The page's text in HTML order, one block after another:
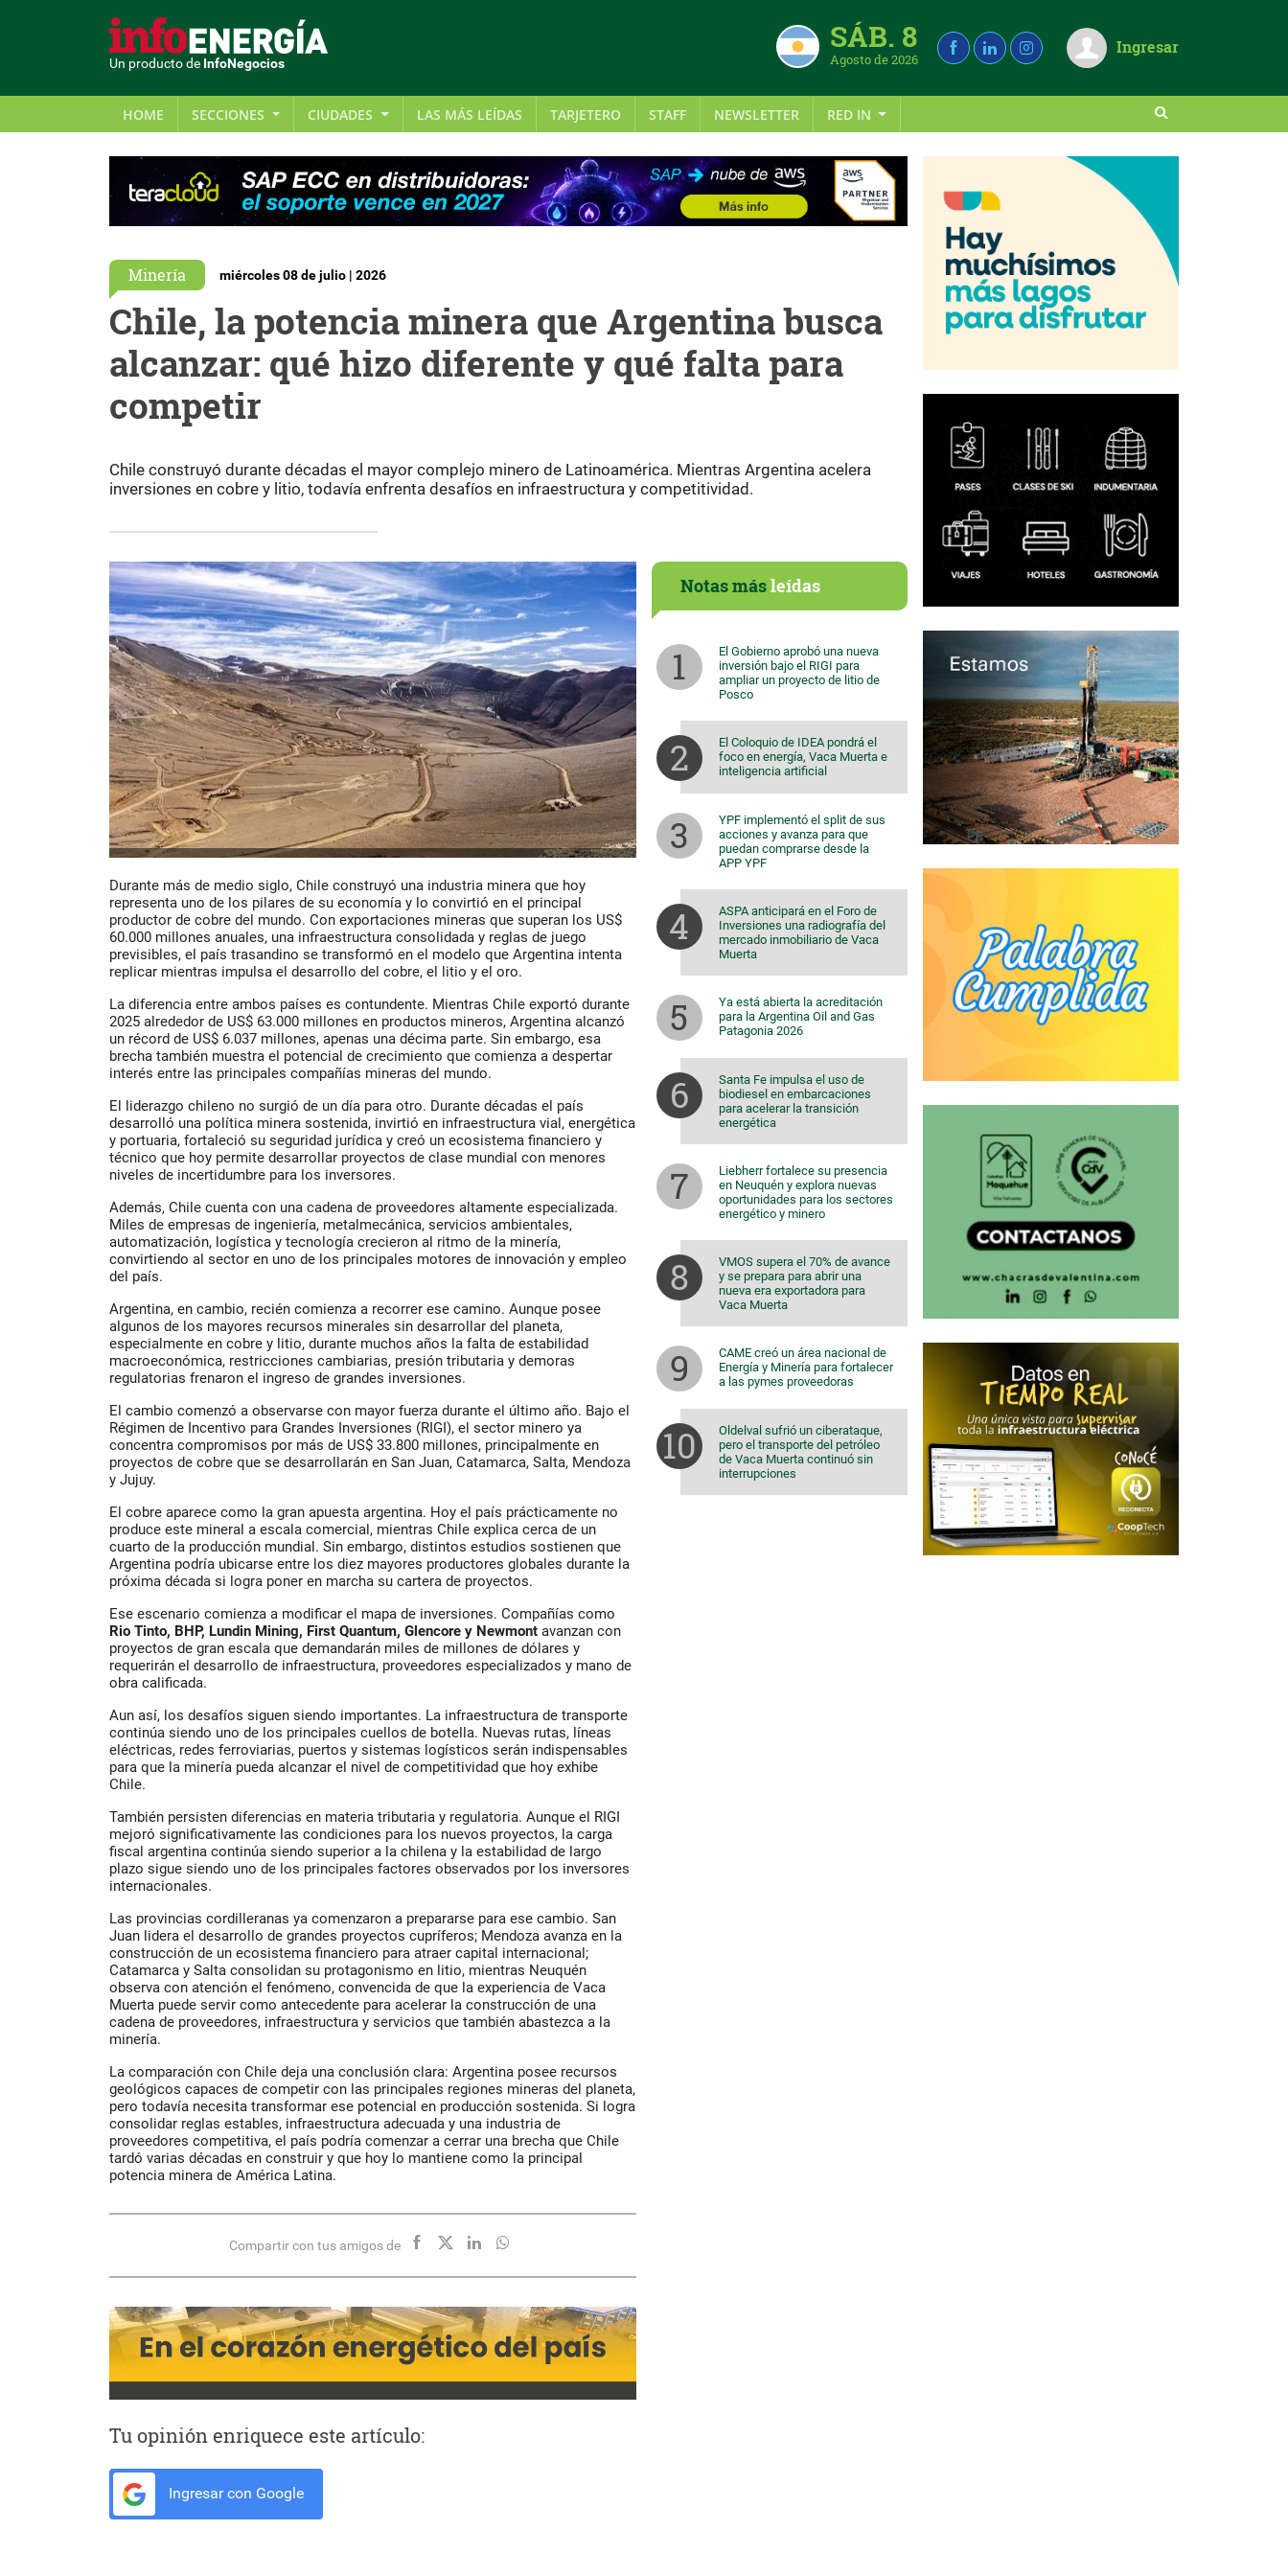
Un producto de InfoNegocios
SÁB. 8
Agosto de 2026
Ingresar
HOME SECCIONES CIUDADES LAS MÁS LEÍDAS TARJETERO STAFF NEWSLETTER RED IN
Minería miércoles 08 de julio | 2026
Chile, la potencia minera que Argentina busca
alcanzar: qué hizo diferente y qué falta para
competir
Chile construyó durante décadas el mayor complejo minero de Latinoamérica. Mientras Argentina acelera
inversiones en cobre y litio, todavía enfrenta desafíos en infraestructura y competitividad.
Durante más de medio siglo, Chile construyó una industria minera que hoy
representa uno de los pilares de su economía y lo convirtió en el principal
productor de cobre del mundo. Con exportaciones mineras que superan los US$
60.000 millones anuales, una infraestructura consolidada y reglas de juego
previsibles, el país trasandino se transformó en el modelo que Argentina intenta
replicar mientras impulsa el desarrollo del cobre, el litio y el oro.
La diferencia entre ambos países es contundente. Mientras Chile exportó durante
2025 alrededor de US$ 63.000 millones en productos mineros, Argentina alcanzó
un récord de US$ 6.037 millones, apenas una décima parte. Sin embargo, esa
brecha también muestra el potencial de crecimiento que comienza a despertar
interés entre las principales compañías mineras del mundo.
El liderazgo chileno no surgió de un día para otro. Durante décadas el país
desarrolló una política minera sostenida, invirtió en infraestructura vial, energética
y portuaria, fortaleció su seguridad jurídica y creó un ecosistema financiero y
técnico que hoy permite desarrollar proyectos de clase mundial con menores
niveles de incertidumbre para los inversores.
Además, Chile cuenta con una cadena de proveedores altamente especializada.
Miles de empresas de ingeniería, metalmecánica, servicios ambientales,
automatización, logística y tecnología crecieron al ritmo de la minería,
convirtiendo al sector en uno de los principales motores de innovación y empleo
del país.
Argentina, en cambio, recién comienza a recorrer ese camino. Aunque posee
algunos de los mayores recursos minerales sin desarrollar del planeta,
especialmente en cobre y litio, durante muchos años la falta de estabilidad
macroeconómica, restricciones cambiarias, presión tributaria y demoras
regulatorias frenaron el ingreso de grandes inversiones.
El cambio comenzó a observarse con mayor fuerza durante el último año. Bajo el
Régimen de Incentivo para Grandes Inversiones (RIGI), el sector minero ya
concentra compromisos por más de US$ 33.800 millones, principalmente en
proyectos de cobre que se desarrollarán en San Juan, Catamarca, Salta, Mendoza
y Jujuy.
El cobre aparece como la gran apuesta argentina. Hoy el país prácticamente no
produce este mineral a escala comercial, mientras Chile explica cerca de un
cuarto de la producción mundial. Sin embargo, distintos estudios sostienen que
Argentina podría ubicarse entre los diez mayores productores globales durante la
próxima década si logra poner en marcha su cartera de proyectos.
Ese escenario comienza a modificar el mapa de inversiones. Compañías como
Rio Tinto, BHP, Lundin Mining, First Quantum, Glencore y Newmont avanzan con
proyectos de gran escala que demandarán miles de millones de dólares y
requerirán el desarrollo de infraestructura, proveedores especializados y mano de
obra calificada.
Aun así, los desafíos siguen siendo importantes. La infraestructura de transporte
continúa siendo uno de los principales cuellos de botella. Nuevas rutas, líneas
eléctricas, redes ferroviarias, puertos y sistemas logísticos serán indispensables
para que la minería pueda alcanzar el nivel de competitividad que hoy exhibe
Chile.
También persisten diferencias en materia tributaria y regulatoria. Aunque el RIGI
mejoró significativamente las condiciones para los nuevos proyectos, la carga
fiscal argentina continúa siendo superior a la chilena y la estabilidad de largo
plazo sigue siendo uno de los principales factores observados por los inversores
internacionales.
Las provincias cordilleranas ya comenzaron a prepararse para ese cambio. San
Juan lidera el desarrollo de grandes proyectos cupríferos; Mendoza avanza en la
construcción de un ecosistema financiero para atraer capital internacional;
Catamarca y Salta consolidan su protagonismo en litio, mientras Neuquén
observa con atención el fenómeno, convencida de que la experiencia de Vaca
Muerta puede servir como antecedente para acelerar la construcción de una
cadena de proveedores, infraestructura y servicios que también abastezca a la
minería.
La comparación con Chile deja una conclusión clara: Argentina posee recursos
geológicos capaces de competir con las principales regiones mineras del planeta,
pero todavía necesita transformar ese potencial en producción sostenida. Si logra
consolidar reglas estables, infraestructura adecuada y una industria de
proveedores competitiva, el país podría comenzar a cerrar una brecha que Chile
tardó varias décadas en construir y que hoy lo mantiene como la principal
potencia minera de América Latina.
Compartir con tus amigos de
Tu opinión enriquece este artículo:
Ingresar con Google
Notas másleídas
El Gobierno aprobó una nueva
inversión bajo el RIGI para
ampliar un proyecto de litio de
Posco
El Coloquio de IDEA pondrá el
foco en energía, Vaca Muerta e
inteligencia artificial
YPF implementó el split de sus
acciones y avanza para que
puedan comprarse desde la
APP YPF
ASPA anticipará en el Foro de
Inversiones una radiografía del
mercado inmobiliario de Vaca
Muerta
Ya está abierta la acreditación
para la Argentina Oil and Gas
Patagonia 2026
Santa Fe impulsa el uso de
biodiesel en embarcaciones
para acelerar la transición
energética
Liebherr fortalece su presencia
en Neuquén y explora nuevas
oportunidades para los sectores
energético y minero
VMOS supera el 70% de avance
y se prepara para abrir una
nueva era exportadora para
Vaca Muerta
CAME creó un área nacional de
Energía y Minería para fortalecer
a las pymes proveedoras
Oldelval sufrió un ciberataque,
pero el transporte del petróleo
de Vaca Muerta continuó sin
interrupciones